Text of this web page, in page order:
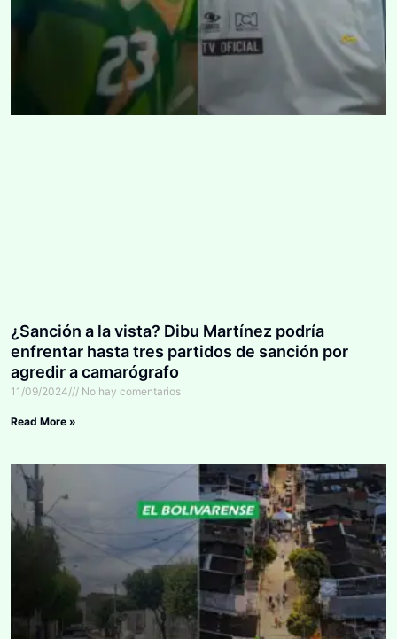
¿Sanción a la vista? Dibu Martínez podría
enfrentar hasta tres partidos de sanción por
agredir a camarógrafo
11/09/2024 No hay comentarios
Read More »